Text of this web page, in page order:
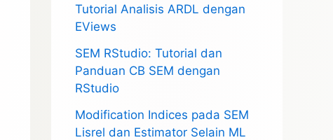
Tutorial Analisis ARDL dengan
EViews
SEM RStudio: Tutorial dan
Panduan CB SEM dengan
RStudio
Modification Indices pada SEM
Lisrel dan Estimator Selain ML